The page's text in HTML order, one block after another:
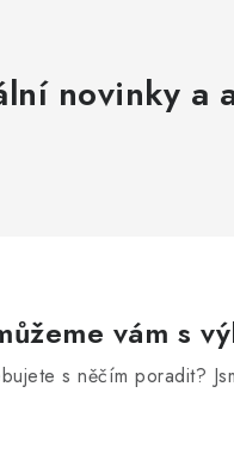
novinky a
vám s
s něčím poradit?